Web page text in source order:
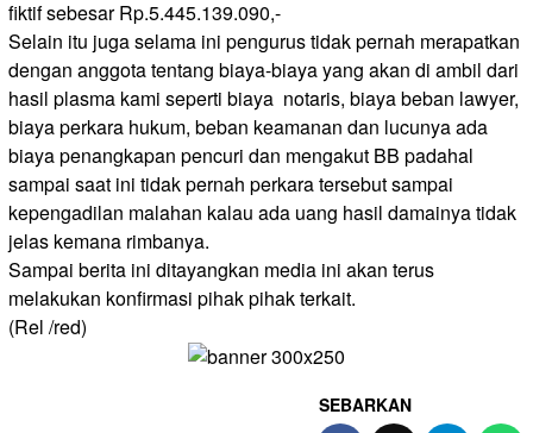
fiktif sebesar Rp.5.445.139.090,-
Selain itu juga selama ini pengurus tidak pernah merapatkan
dengan anggota tentang biaya-biaya yang akan di ambil dari
hasil plasma kami seperti biaya notaris, biaya beban lawyer,
biaya perkara hukum, beban keamanan dan lucunya ada
biaya penangkapan pencuri dan mengakut BB padahal
sampai saat ini tidak pernah perkara tersebut sampai
kepengadilan malahan kalau ada uang hasil damainya tidak
jelas kemana rimbanya.
Sampai berita ini ditayangkan media ini akan terus
melakukan konfirmasi pihak pihak terkait.
(Rel /red)
SEBARKAN